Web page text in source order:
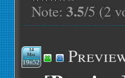
Note: 3.5/5 (2
14
Mai
19h52